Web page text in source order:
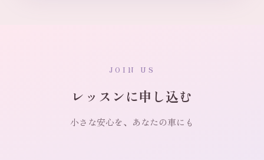
JOIN US
レッスンに申し込む
小さな安心を、あなたの車にも